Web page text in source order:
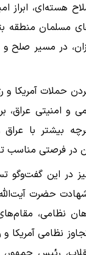
هسته‌ای، ابراز
مسلمان منطقه
در مسیر صلح
حملات آمریکا و
و امنیتی عراق،
بیشتر با عراق
در فرصتی مناسب
در این گفت‌وگو
حضرت
نظامی،
نظامی آمریکا